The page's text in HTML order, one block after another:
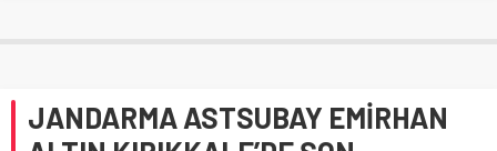
JANDARMA ASTSUBAY EMİRHAN